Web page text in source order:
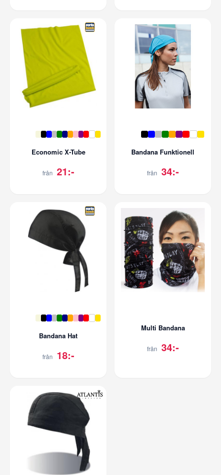
Economic X-Tube
från 21:-
Bandana Funktionell
från 34:-
Bandana Hat
från 18:-
Multi Bandana
från 34:-